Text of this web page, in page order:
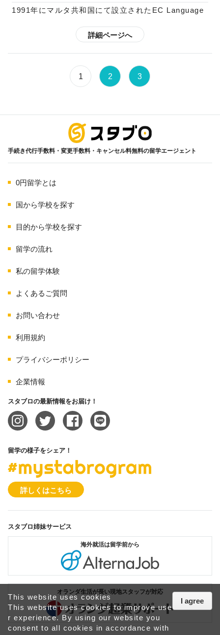
This website uses cookies
This website uses cookies to improve use
r experience. By using our website you
consent to all cookies in accordance with
I agree
な場所に位置しているので、学習と課外活動を充実さ
せるための環境が用意されています。さらに、生徒の
ライフスタイルの希望に応えられるよう、宿泊施設も
複数タイプ揃えています。
1991年にマルタ共和国にて設立されたEC Language
です。現在は、世界5ヶ国18都市に語学学校を構えて
える教師陣も全員英語教育の資格保持者で、各教師の
指導を定期的にチェックするほど、教師の育成にも力
授業のカリキュラムは言語学や教育心理学、教育テク
ノロジーを土台として綿密に組み立てられており、さ
らに、コミュニカティブ・メソッドと呼ばれる実践的
なコミュニケーション能力の育成を導入しているた
め、やみくもにお喋りをするだけの会話の授業でもな
って勉強するスタイルではなく、新聞やテレビで取り
後実際にロールプレーをするなど、インプットとアウ
トプットを繰り返して英語を学ぶスタイルになりま
な場所に位置しているので、学習と課外活動を充実さ
ライフスタイルの希望に応えられるよう、宿泊施設も
詳細ページへ
1 2 3
手続き代行手数料・変更手数料・キャンセル料無料の留学エージェント
0円留学とは
国から学校を探す
目的から学校を探す
留学の流れ
私の留学体験
よくあるご質問
お問い合わせ
利用規約
プライバシーポリシー
企業情報
スタブロの最新情報をお届け！
留学の様子をシェア！
詳しくはこちら
スタブロ姉妹サービス
海外就活は留学前から
オランダ生活が長い現地スタッフが対応
オランダ起業サ